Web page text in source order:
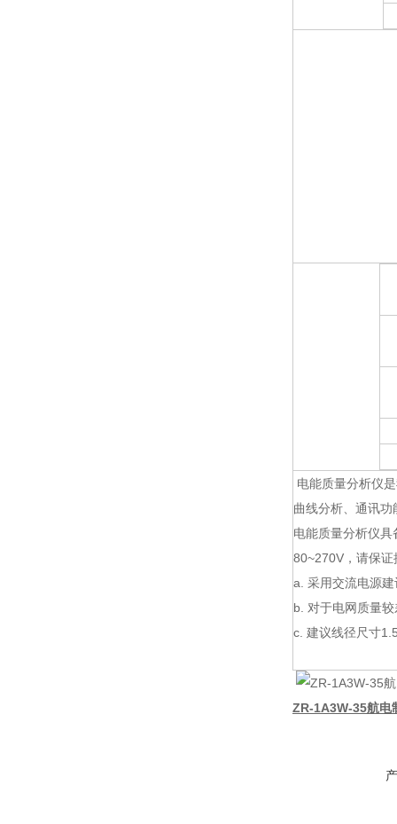
电能质量分析仪
曲线分析、通讯
电能质量分析仪
80~270V，请保
a. 采用交流电源
b. 对于电网质量
c. 建议线径尺寸
ZR-1A3W-35航电